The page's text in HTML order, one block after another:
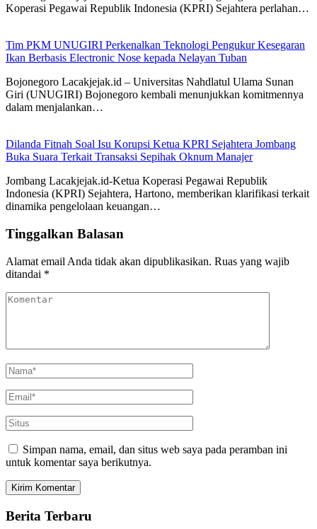
Koperasi Pegawai Republik Indonesia (KPRI) Sejahtera perlahan…
Tim PKM UNUGIRI Perkenalkan Teknologi Pengukur Kesegaran
Ikan Berbasis Electronic Nose kepada Nelayan Tuban
Bojonegoro Lacakjejak.id – Universitas Nahdlatul Ulama Sunan
Giri (UNUGIRI) Bojonegoro kembali menunjukkan komitmennya
dalam menjalankan…
Dilanda Fitnah Soal Isu Korupsi Ketua KPRI Sejahtera Jombang
Buka Suara Terkait Transaksi Sepihak Oknum Manajer
Jombang Lacakjejak.id-Ketua Koperasi Pegawai Republik
Indonesia (KPRI) Sejahtera, Hartono, memberikan klarifikasi terkait
dinamika pengelolaan keuangan…
Tinggalkan Balasan
Alamat email Anda tidak akan dipublikasikan. Ruas yang wajib
ditandai *
Simpan nama, email, dan situs web saya pada peramban ini
untuk komentar saya berikutnya.
Berita Terbaru